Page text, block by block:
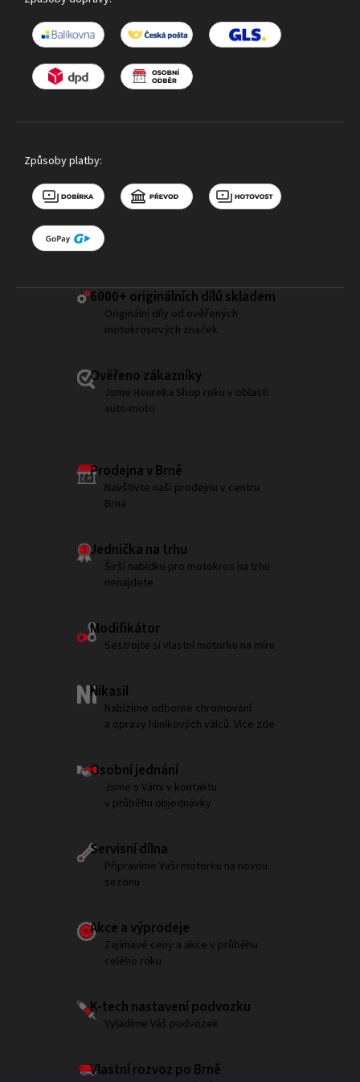
Způsoby platby:
6000+ ​originálních dílů skladem
Originální díly od ověřených
motokrosových značek
Ověřeno zákazníky
Jsme Heureka Shop roku v oblasti
auto-moto
Prodejna v Brně
Navštivte naši prodejnu v centru
Brna
Jednička na trhu
Širší nabídku pro motokros na trhu
nenajdete
Modifikátor
Sestrojte si vlastní motorku na míru
Nikasil
Nabízíme odborné chromování
a opravy hliníkových válců. Více zde
Osobní jednání
Jsme s Vámi v kontaktu
v průběhu objednávky
Servisní dílna
Připravíme Vaši motorku na novou
sezónu
Akce a výprodeje
Zajímavé ceny a akce v průběhu
celého roku
K-tech nastavení podvozku
Vyladíme Váš podvozek
Vlastní rozvoz po Brně